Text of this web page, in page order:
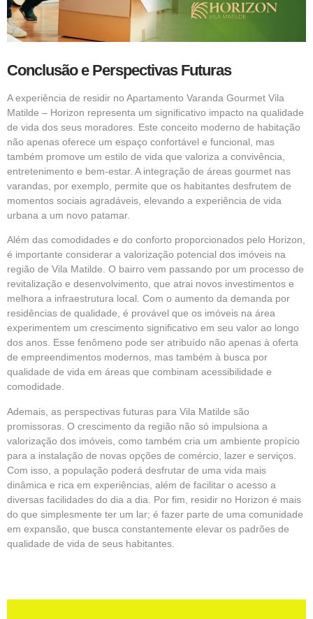
Conclusão e Perspectivas Futuras
A experiência de residir no Apartamento Varanda Gourmet Vila
Matilde – Horizon representa um significativo impacto na qualidade
de vida dos seus moradores. Este conceito moderno de habitação
não apenas oferece um espaço confortável e funcional, mas
também promove um estilo de vida que valoriza a convivência,
entretenimento e bem-estar. A integração de áreas gourmet nas
varandas, por exemplo, permite que os habitantes desfrutem de
momentos sociais agradáveis, elevando a experiência de vida
urbana a um novo patamar.
Além das comodidades e do conforto proporcionados pelo Horizon,
é importante considerar a valorização potencial dos imóveis na
região de Vila Matilde. O bairro vem passando por um processo de
revitalização e desenvolvimento, que atrai novos investimentos e
melhora a infraestrutura local. Com o aumento da demanda por
residências de qualidade, é provável que os imóveis na área
experimentem um crescimento significativo em seu valor ao longo
dos anos. Esse fenômeno pode ser atribuído não apenas à oferta
de empreendimentos modernos, mas também à busca por
qualidade de vida em áreas que combinam acessibilidade e
comodidade.
Ademais, as perspectivas futuras para Vila Matilde são
promissoras. O crescimento da região não só impulsiona a
valorização dos imóveis, como também cria um ambiente propício
para a instalação de novas opções de comércio, lazer e serviços.
Com isso, a população poderá desfrutar de uma vida mais
dinâmica e rica em experiências, além de facilitar o acesso a
diversas facilidades do dia a dia. Por fim, residir no Horizon é mais
do que simplesmente ter um lar; é fazer parte de uma comunidade
em expansão, que busca constantemente elevar os padrões de
qualidade de vida de seus habitantes.